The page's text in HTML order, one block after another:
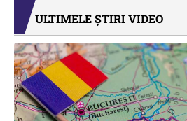
ULTIMELE ȘTIRI VIDEO